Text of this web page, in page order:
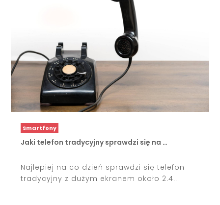
Smartfony
Jaki telefon tradycyjny sprawdzi się na …
Najlepiej na co dzień sprawdzi się telefon
tradycyjny z dużym ekranem około 2.4...